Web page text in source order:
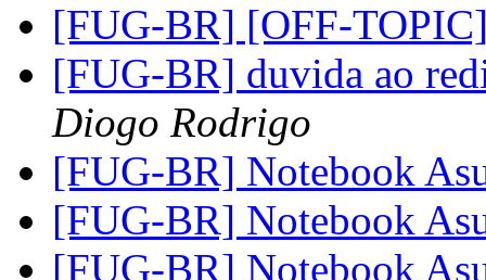
[FUG-BR] [OFF-
[FUG-BR] duvida ao
Diogo Rodrigo
[FUG-BR] Notebook
[FUG-BR] Notebook
[FUG-BR] Notebook